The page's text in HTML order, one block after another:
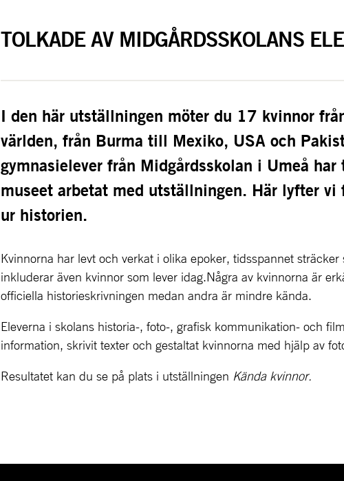
TOLKADE AV MIDGÅRDSSKOLANS
I den här utställningen möter du 17 kvinnor
världen, från Burma till Mexiko, USA och
gymnasielever från Midgårdsskolan i Umeå
museet arbetat med utställningen. Här lyfter vi
ur historien.
Kvinnorna har levt och verkat i olika epoker, tidsspannet
inkluderar även kvinnor som lever idag.Några av kvinnorna är
officiella historieskrivningen medan andra är mindre kända.
Eleverna i skolans historia-, foto-, grafisk kommunikation- och
information, skrivit texter och gestaltat kvinnorna med hjälp av
Resultatet kan du se på plats i utställningen Kända kvinnor.